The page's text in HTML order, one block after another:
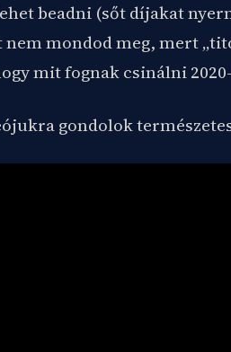
beadni (sőt díjakat
mondod meg, mert
mit fognak csinálni
gondolok